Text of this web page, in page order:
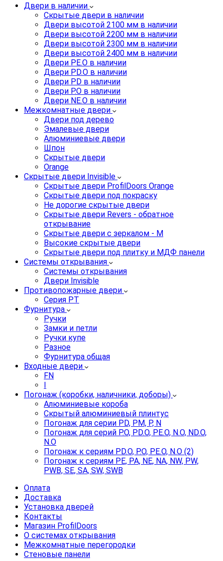
Двери в наличии
Скрытые двери в наличии
Двери высотой 2100 мм в наличии
Двери высотой 2200 мм в наличии
Двери высотой 2300 мм в наличии
Двери высотой 2400 мм в наличии
Двери PE.O в наличии
Двери PD.O в наличии
Двери PD в наличии
Двери P.O в наличии
Двери NE.O в наличии
Межкомнатные двери
Двери под дерево
Эмалевые двери
Алюминиевые двери
Шпон
Скрытые двери
Orange
Скрытые двери Invisible
Скрытые двери ProfilDoors Orange
Скрытые двери под покраску
Не дорогие скрытые двери
Скрытые двери Revers - обратное
открывание
Скрытые двери с зеркалом - M
Высокие скрытые двери
Скрытые двери под плитку и МДФ панели
Системы открывания
Системы открывания
Двери Invisible
Противопожарные двери
Серия PT
Фурнитура
Ручки
Замки и петли
Ручки купе
Разное
Фурнитура общая
Входные двери
FN
I
Погонаж (коробки, наличники, доборы)
Алюминиевые короба
Скрытый алюминиевый плинтус
Погонаж для серии PD, PM, P, N
Погонаж для серий P.O, PD.O, PE.O, N.O, ND.O,
N.O
Погонаж к сериям PD.O, P.O, PE.O, N.O (2)
Погонаж к сериям PE, PA, NE, NA, NW, PW,
PWB, SE, SA, SW, SWB
Оплата
Доставка
Установка дверей
Контакты
Магазин ProfilDoors
О системах открывания
Межкомнатные перегородки
Стеновые панели